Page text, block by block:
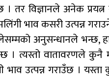
तर विज्ञानले अनेक
भाव कसरी उत्पन्न
अनुसन्धानले भन्छ,
। त्यस्तो वातावरणले कुनै
उत्पन्न गराउँछ ।